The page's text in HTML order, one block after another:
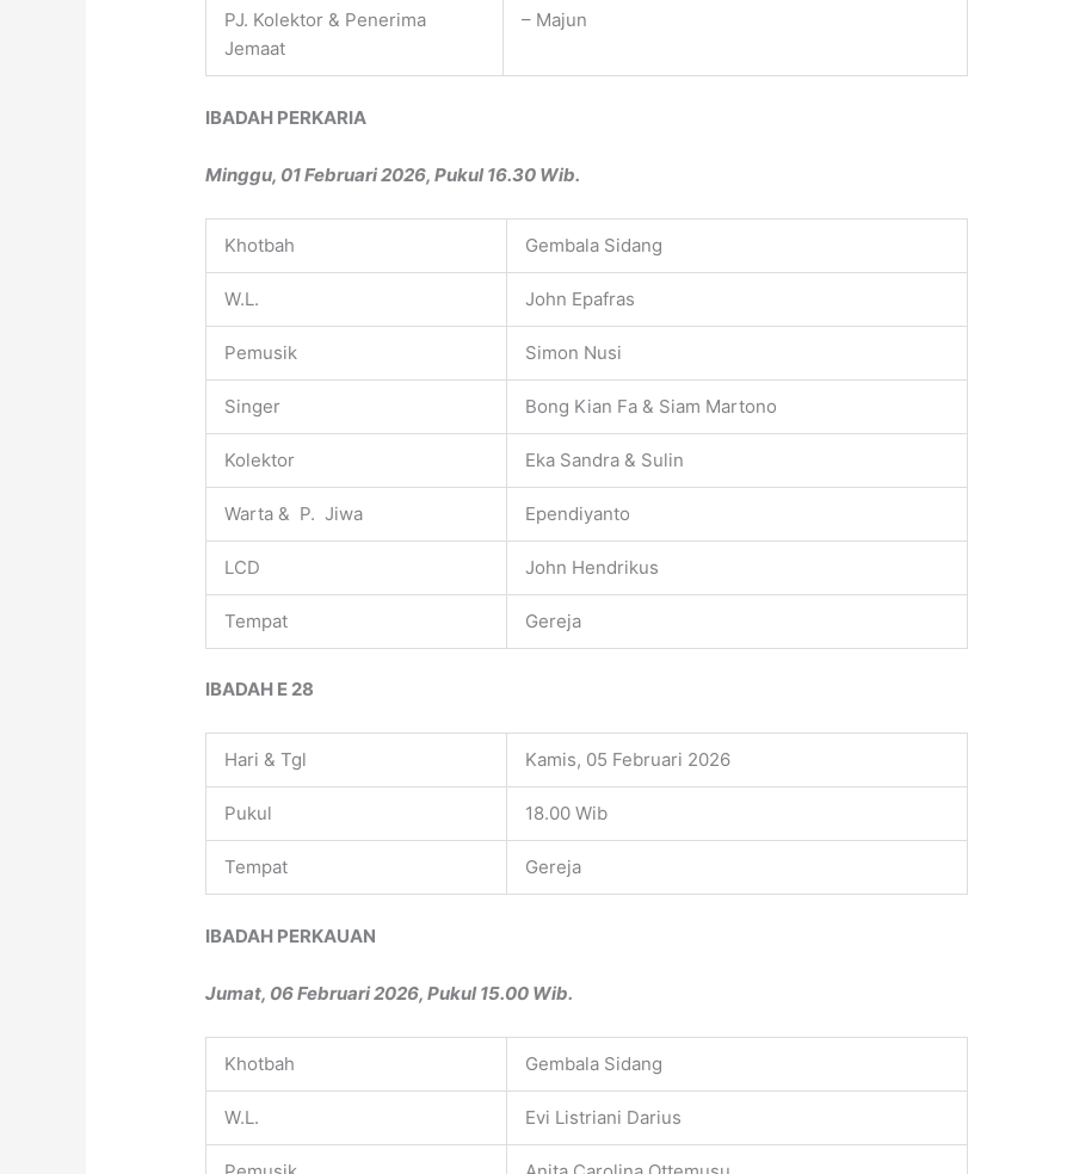
PJ. Kolektor & Penerima
Jemaat
– Majun
IBADAH PERKARIA
Minggu, 01 Februari2026, Pukul 16.30 Wib.
Khotbah Gembala Sidang
W.L. John Epafras
Pemusik Simon Nusi
Singer Bong Kian Fa & Siam Martono
Kolektor Eka Sandra & Sulin
Warta & P. Jiwa Ependiyanto
LCD John Hendrikus
Tempat Gereja
IBADAH E 28
Hari & Tgl Kamis, 05 Februari 2026
Pukul 18.00 Wib
Tempat Gereja
IBADAH PERKAUAN
Jumat, 06 Februari 2026, Pukul 15.00 Wib.
Khotbah Gembala Sidang
W.L. Evi Listriani Darius